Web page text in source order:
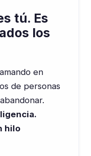
tú. Es
los
en
de personas
hilo